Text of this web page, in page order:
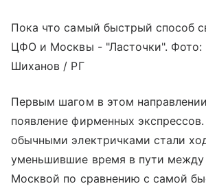
Пока что самый быстрый способ
ЦФО и Москвы - "Ласточки". Фото:
Шиханов / РГ
Первым шагом в этом
появление фирменных
обычными электричками стали
уменьшившие время в пути между
Москвой по сравнению с самой